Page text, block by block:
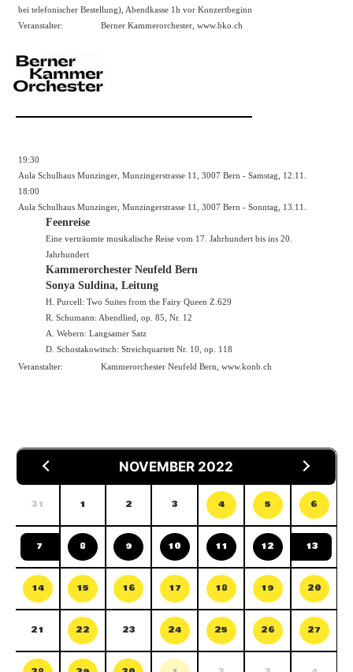
bei telefonischer Bestellung), Abendkasse 1h vor Konzertbeginn
Veranstalter:
Berner Kammerorchester, www.bko.ch
19:30
Aula Schulhaus Munzinger, Munzingerstrasse 11, 3007 Bern - Samstag, 12.11.
18:00
Aula Schulhaus Munzinger, Munzingerstrasse 11, 3007 Bern - Sonntag, 13.11.
Feenreise
Eine verträumte musikalische Reise vom 17. Jahrhundert bis ins 20.
Jahrhundert
Kammerorchester Neufeld Bern
Sonya Suldina, Leitung
H. Purcell: Two Suites from the Fairy Queen Z.629
R. Schumann: Abendlied, op. 85, Nr. 12
A. Webern: Langsamer Satz
D. Schostakowitsch: Streichquartett Nr. 10, op. 118
Veranstalter:
Kammerorchester Neufeld Bern, www.konb.ch
NOVEMBER 2022
31 1 2 3 4 5 6
7 8 9 10 11 12 13
14 15 16 17 18 19 20
21 22 23 24 25 26 27